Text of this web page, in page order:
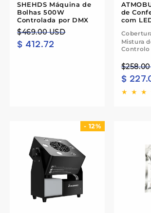
SHEHDS Máquina de
Bolhas 500W
Controlada por DMX
Preço
normal
$469.00 USD
Preço
de
$ 412.72
de
com
Mistura
Controlo
Preço
Preço
de
saldo
$
- 12%